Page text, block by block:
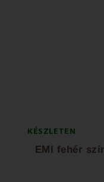
KÉSZLETEN
EMI fehér